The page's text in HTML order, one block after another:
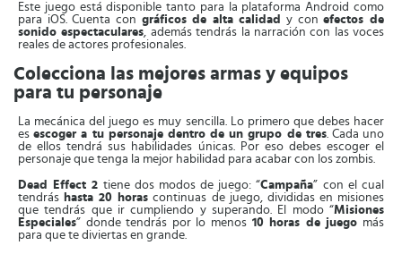
Este juego está disponible tanto para la plataforma Android como
para iOS. Cuenta con gráficos de alta calidad y conefectos de
sonido espectaculares, además tendrás la narración con las voces
reales de actores profesionales.
Colecciona las mejores armas y equipos
para tu personaje
La mecánica del juego es muy sencilla. Lo primero que debes hacer
esescoger a tu personaje dentro de un grupo de tres. Cada uno
de ellos tendrá sus habilidades únicas. Por eso debes escoger el
personaje que tenga la mejor habilidad para acabar con los zombis.
Dead Effect 2 tiene dos modos de juego: “Campaña” con el cual
tendrás hasta 20 horas continuas de juego, divididas en misiones
que tendrás que ir cumpliendo y superando. El modo “Misiones
Especiales” donde tendrás por lo menos 10 horas de juego más
para que te diviertas en grande.